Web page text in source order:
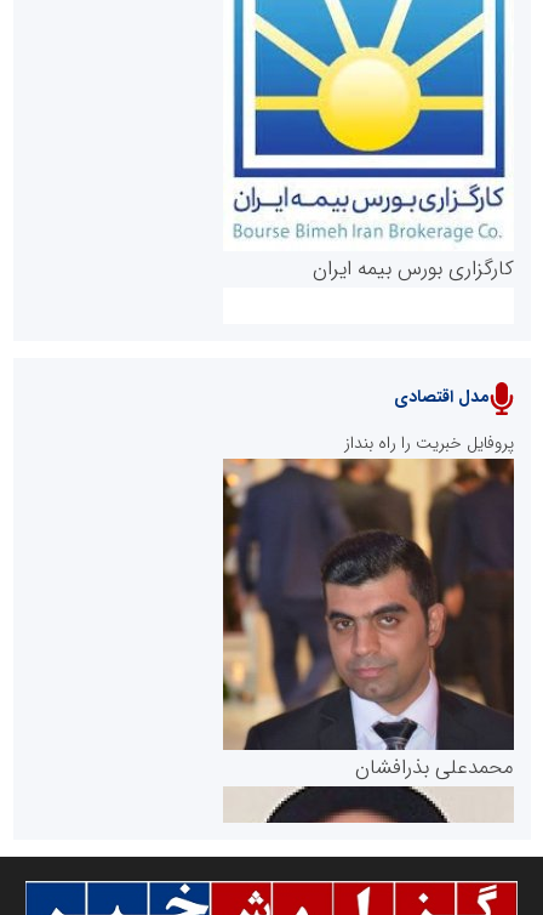
روابط عمومی خبرگزاری گزارش خبر
پایگاه خبری نهضت ملی مسکن
پایگاه خبری گفتمان یزد
کارگزاری بورس بیمه ایران
سازمان بورس و اوراق بهادار
مرجع اخبار موثق در بازارسرمایه
مدل اقتصادی
پروفایل خبریت را راه بنداز
محمدعلی بذرافشان